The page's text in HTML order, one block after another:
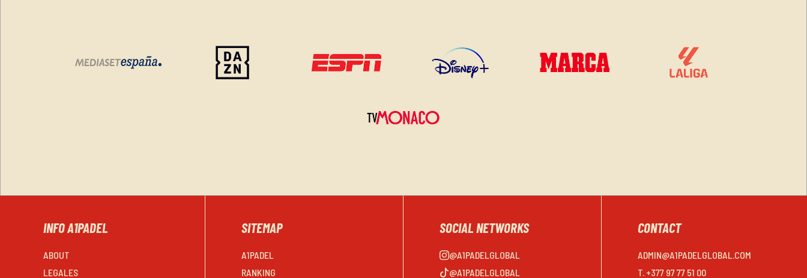
INFO A1PADEL
ABOUT
LEGALES
SITEMAP
A1PADEL
RANKING
SOCIAL NETWORKS
@A1PADELGLOBAL
@A1PADELGLOBAL
CONTACT
ADMIN@A1PADELGLOBAL.COM
T. +377 97 77 51 00